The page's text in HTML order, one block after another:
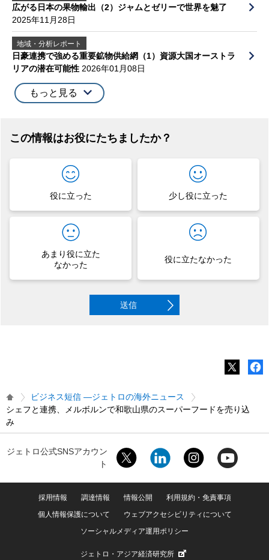
広がる日本の果物輸出（2）ジャムとゼリーで世界を魅了
2025年11月28日
地域・分析レポート
日豪連携で強める重要鉱物供給網（1）資源大国オーストラ
リアの潜在可能性 2026年01月08日
もっと見る
この情報はお役にたちましたか？
役に立った 少し役に立った
あまり役に立た
なかった
役に立たなかった
送信
ビジネス短信 ―ジェトロの海外ニュース
シェフと連携、メルボルンで和歌山県のスーパーフードを売り込
み
ジェトロ公式SNSアカウン
ト
採用情報 調達情報 情報公開
利用規約・免責事項
個人情報保護について
ウェブアクセシビリティについて
ソーシャルメディア運用ポリシー
ジェトロ・アジア経済研究所